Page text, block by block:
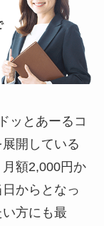
ッとあーるコ
開している
額2,000円か
からとなっ
方にも最